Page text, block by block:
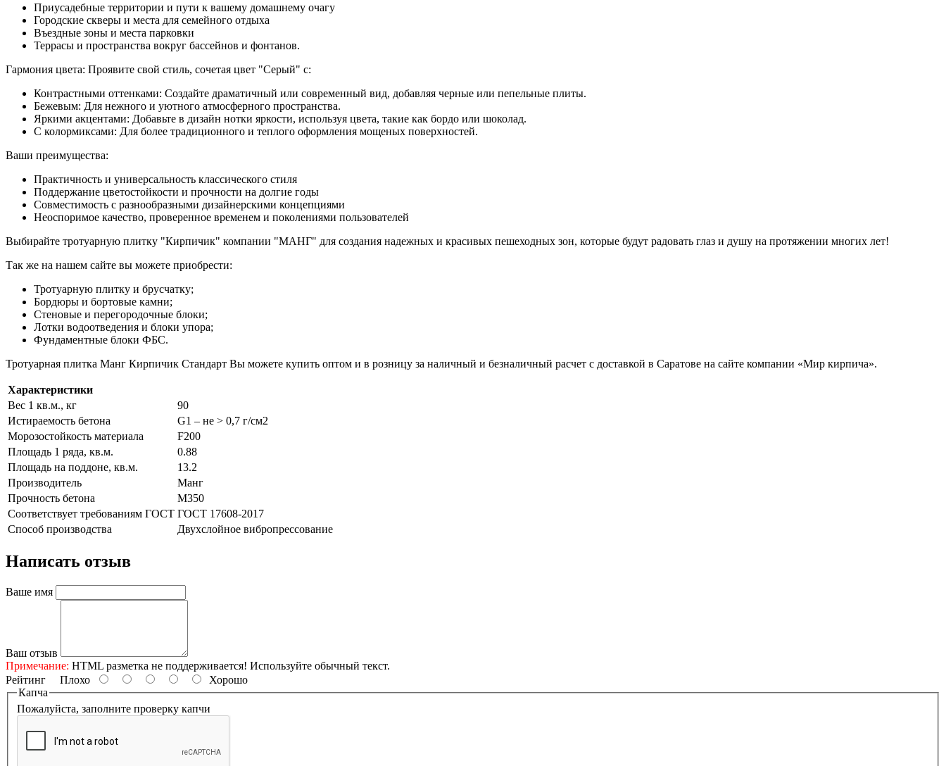
Приусадебные территории и пути к вашему домашнему очагу
Городские скверы и места для семейного отдыха
Въездные зоны и места парковки
Террасы и пространства вокруг бассейнов и фонтанов.
Гармония цвета: Проявите свой стиль, сочетая цвет "Серый" с:
Контрастными оттенками: Создайте драматичный или современный вид, добавляя черные или пепельные плиты.
Бежевым: Для нежного и уютного атмосферного пространства.
Яркими акцентами: Добавьте в дизайн нотки яркости, используя цвета, такие как бордо или шоколад.
С колормиксами: Для более традиционного и теплого оформления мощеных поверхностей.
Ваши преимущества:
Практичность и универсальность классического стиля
Поддержание цветостойкости и прочности на долгие годы
Совместимость с разнообразными дизайнерскими концепциями
Неоспоримое качество, проверенное временем и поколениями пользователей
Выбирайте тротуарную плитку "Кирпичик" компании "МАНГ" для создания надежных и красивых пешеходных зон, которые будут радовать глаз и душу на протяжении многих лет!
Так же на нашем сайте вы можете приобрести:
Тротуарную плитку и брусчатку;
Бордюры и бортовые камни;
Стеновые и перегородочные блоки;
Лотки водоотведения и блоки упора;
Фундаментные блоки ФБС.
Тротуарная плитка Манг Кирпичик Стандарт Вы можете купить оптом и в розницу за наличный и безналичный расчет с доставкой в Саратове на сайте компании «Мир кирпича».
Характеристики
Вес 1 кв.м., кг
90
Истираемость бетона
G1 – не > 0,7 г/см2
Морозостойкость материала
F200
Площадь 1 ряда, кв.м.
0.88
Площадь на поддоне, кв.м.
13.2
Производитель
Манг
Прочность бетона
М350
Соответствует требованиям ГОСТ ГОСТ 17608-2017
Способ производства
Двухслойное вибропрессование
Написать отзыв
Ваше имя
Ваш отзыв
Примечание: HTML разметка не поддерживается! Используйте обычный текст.
Рейтинг Плохо
Хорошо
Капча
Пожалуйста, заполните проверку капчи